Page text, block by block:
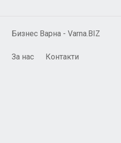
Бизнес Варна - Varna.BIZ
За нас Контакти